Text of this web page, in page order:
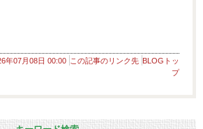
年07月08日 00:00 この記事のリンク先 BLOGトッ
プ